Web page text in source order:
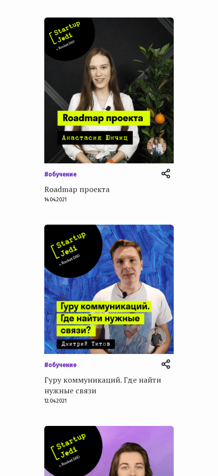
#обучение
Roadmap проекта
14.04.2021
#обучение
Гуру коммуникаций. Где найти
нужные связи
12.04.2021